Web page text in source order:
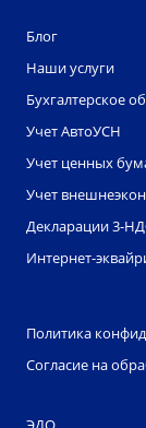
Блог
Наши услуги
Бухгалтерское
Учет АвтоУСН
Учет ценных
Учет
Декларации 3-
Интернет-
Политика
Согласие на